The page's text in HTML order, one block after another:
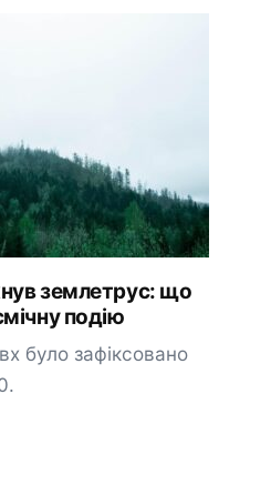
землетрус: що
подію
було зафіксовано